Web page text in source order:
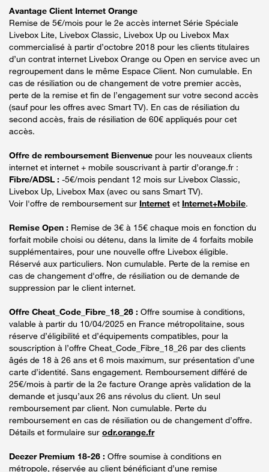
Avantage Client Internet Orange
Remise de 5€/mois pour le 2e accès internet Série Spéciale
Livebox Lite, Livebox Classic, Livebox Up ou Livebox Max
commercialisé à partir d’octobre 2018 pour les clients titulaires
d’un contrat internet Livebox Orange ou Open en service avec un
regroupement dans le même Espace Client. Non cumulable. En
cas de résiliation ou de changement de votre premier accès,
perte de la remise et fin de l’engagement sur votre second accès
(sauf pour les offres avec Smart TV). En cas de résiliation du
second accès, frais de résiliation de 60€ appliqués pour cet
accès.
Offre de remboursement Bienvenue pour les nouveaux clients
internet et internet + mobile souscrivant à partir d’orange.fr :
Fibre/ADSL : -5€/mois pendant 12 mois sur Livebox Classic,
Livebox Up, Livebox Max (avec ou sans Smart TV).
Voir l'offre de remboursement sur Internet et Internet+Mobile.
Remise Open : Remise de 3€ à 15€ chaque mois en fonction du
forfait mobile choisi ou détenu, dans la limite de 4 forfaits mobile
supplémentaires, pour une nouvelle offre Livebox éligible.
Réservé aux particuliers. Non cumulable. Perte de la remise en
cas de changement d'offre, de résiliation ou de demande de
suppression par le client internet.
Offre Cheat_Code_Fibre_18_26 : Offre soumise à conditions,
valable à partir du 10/04/2025 en France métropolitaine, sous
réserve d’éligibilité et d’équipements compatibles, pour la
souscription à l’offre Cheat_Code_Fibre_18_26 par des clients
âgés de 18 à 26 ans et 6 mois maximum, sur présentation d’une
carte d’identité. Sans engagement. Remboursement différé de
25€/mois à partir de la 2e facture Orange après validation de la
demande et jusqu’aux 26 ans révolus du client. Un seul
remboursement par client. Non cumulable. Perte du
remboursement en cas de résiliation ou de changement d’offre.
Détails et formulaire sur odr.orange.fr
Deezer Premium 18-26 : Offre soumise à conditions en
métropole, réservée au client bénéficiant d’une remise